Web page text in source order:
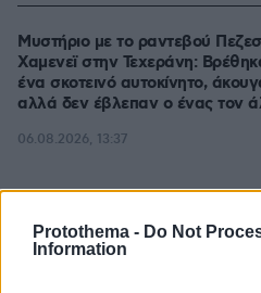
Protothema - Do Not
Information
Μυστήριο με το ραντεβού
Χαμενεϊ στην Τεχεράνη:
ένα σκοτεινό αυτοκίνητο,
αλλά δεν έβλεπαν ο ένας τον
06.08.2026, 13:37
Καρχαρίες τίγρεις, οι
του ωκεανού: Τρώνε από αχινούς